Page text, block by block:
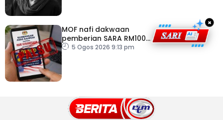
MOF nafi dakwaan
pemberian SARA RM100
sempena Hari
5 Ogos 2026 9:13 pm
×